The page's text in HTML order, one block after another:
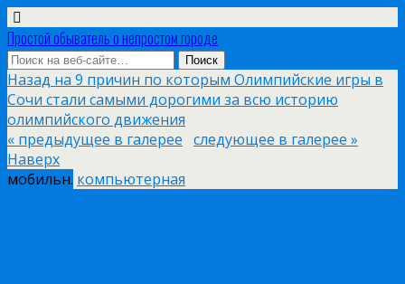
Простой обыватель о непростом городе
Назад на 9 причин по которым Олимпийские игры в
Сочи стали самыми дорогими за всю историю
олимпийского движения
« предыдущее в галерее следующее в галерее »
Наверх
мобильн. компьютерная